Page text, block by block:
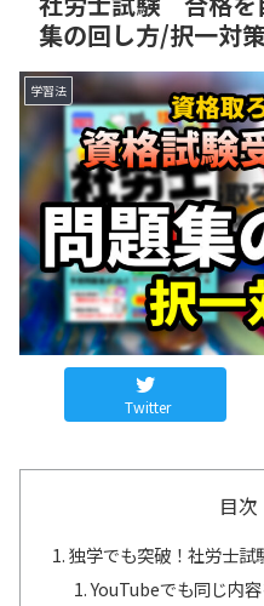
集の回し方/択一対
学習法
Twitter
目次
独学でも突破！社労士
YouTubeでも同じ内